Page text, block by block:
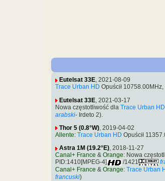
Eutelsat 33E, 2021-08-09
Trace Urban HD Opuścił
Eutelsat 33E, 2021-03-17
Nowa częstotliwość dla Trace Urban HD
arabski- Irdeto 2).
Thor 5 (0.8°W), 2019-04-02
Allente: Trace Urban HD Opuścił
Astra 1M (19.2°E), 2018-11-27
Canal+ France & Orange: Nowa
PID:1410[MPEG-4]
/1421
Canal+ France & Orange: Trace Urban
francuski)